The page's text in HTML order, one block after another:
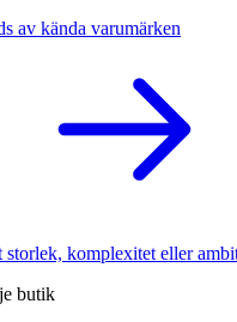
av kända varumärken
storlek, komplexitet eller
butik